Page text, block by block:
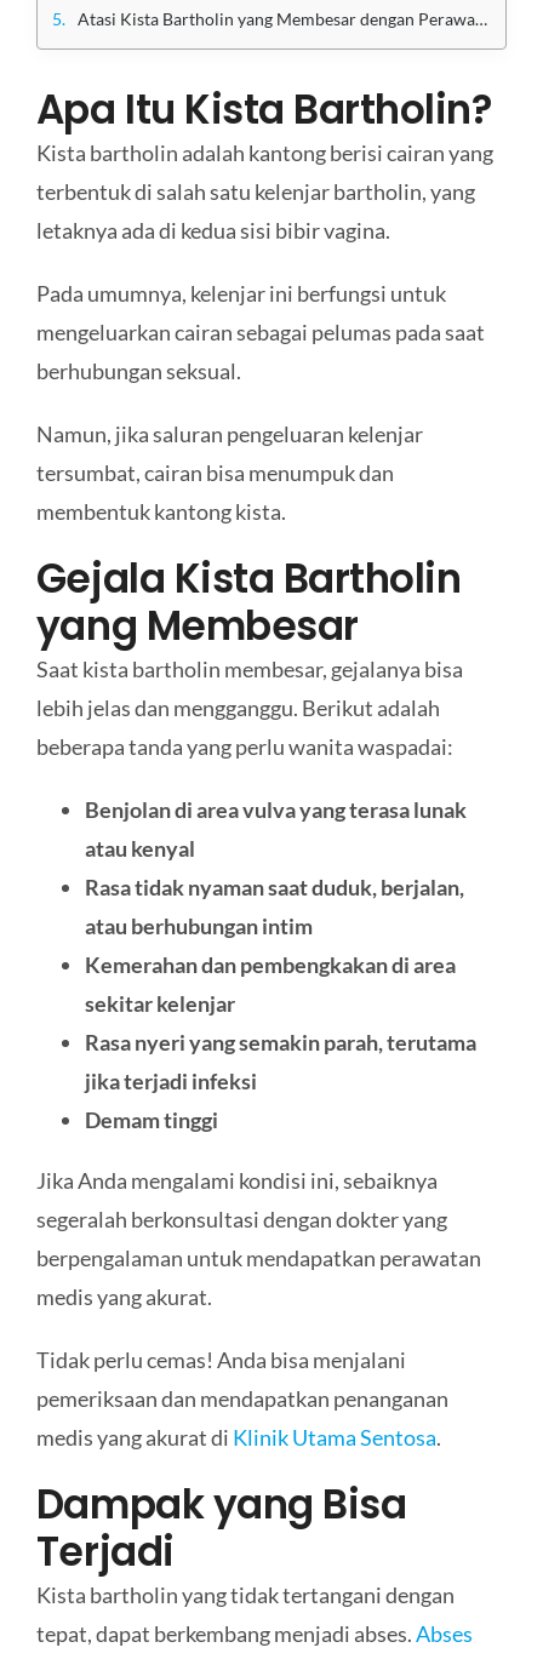
Atasi Kista Bartholin yang Membesar dengan Perawatan Terbaik di Klinik Utama Sentosa
Apa Itu Kista Bartholin?
Kista bartholin adalah kantong berisi cairan yang
terbentuk di salah satu kelenjar bartholin, yang
letaknya ada di kedua sisi bibir vagina.
Pada umumnya, kelenjar ini berfungsi untuk
mengeluarkan cairan sebagai pelumas pada saat
berhubungan seksual.
Namun, jika saluran pengeluaran kelenjar
tersumbat, cairan bisa menumpuk dan
membentuk kantong kista.
Gejala Kista Bartholin
yang Membesar
Saat kista bartholin membesar, gejalanya bisa
lebih jelas dan mengganggu. Berikut adalah
beberapa tanda yang perlu wanita waspadai:
Benjolan di area vulva yang terasa lunak
atau kenyal
Rasa tidak nyaman saat duduk, berjalan,
atau berhubungan intim
Kemerahan dan pembengkakan di area
sekitar kelenjar
Rasa nyeri yang semakin parah, terutama
jika terjadi infeksi
Demam tinggi
Jika Anda mengalami kondisi ini, sebaiknya
segeralah berkonsultasi dengan dokter yang
berpengalaman untuk mendapatkan perawatan
medis yang akurat.
Tidak perlu cemas! Anda bisa menjalani
pemeriksaan dan mendapatkan penanganan
medis yang akurat di Klinik Utama Sentosa.
Dampak yang Bisa
Terjadi
Kista bartholin yang tidak tertangani dengan
tepat, dapat berkembang menjadi abses.Abses